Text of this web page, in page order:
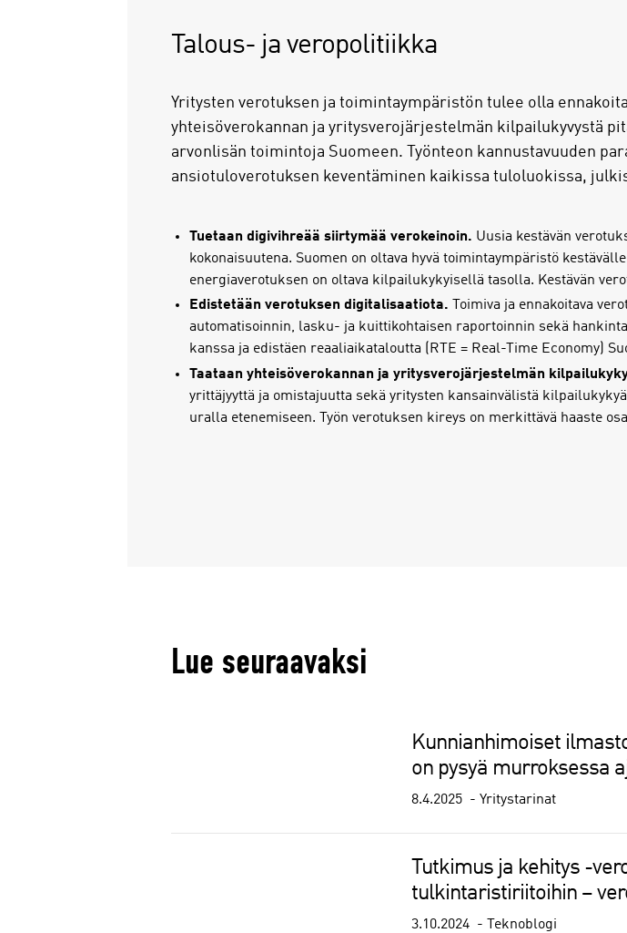
Talous- ja veropolitiikka
Yritysten verotuksen ja toimintaympäristön tulee olla
yhteisöverokannan ja yritysverojärjestelmän kilpailukyvystä
arvonlisän toimintoja Suomeen. Työnteon kannustavuuden
ansiotuloverotuksen keventäminen kaikissa tuloluokissa,
Tuetaan digivihreää siirtymää verokeinoin. Uusia kestävän
kokonaisuutena. Suomen on oltava hyvä toimintaympäristö
energiaverotuksen on oltava kilpailukykyisellä tasolla. Kestävän
Edistetään verotuksen digitalisaatiota. Toimiva ja ennakoitava
automatisoinnin, lasku- ja kuittikohtaisen raportoinnin sekä
kanssa ja edistäen reaaliaikataloutta (RTE = Real-Time Economy)
Taataan yhteisöverokannan ja yritysverojärjestelmän
yrittäjyyttä ja omistajuutta sekä yritysten kansainvälistä
uralla etenemiseen. Työn verotuksen kireys on merkittävä haaste
Lue seuraavaksi
Kunnianhimoiset
on pysyä murroksessa
8.4.2025 Yritystarinat
Tutkimus ja kehitys -
tulkintaristiriitoihin –
3.10.2024 Teknoblogi